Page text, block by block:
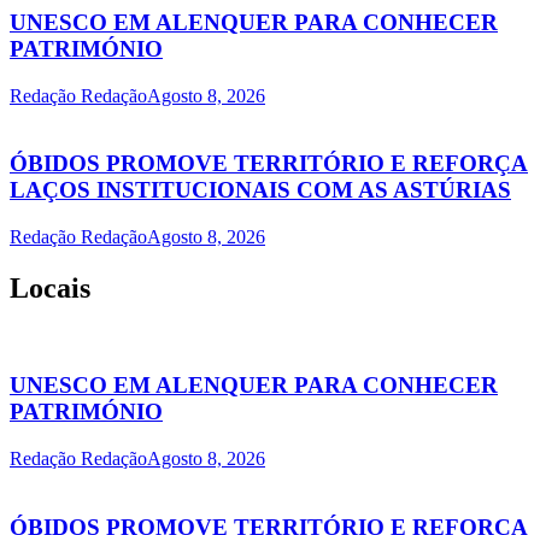
UNESCO EM ALENQUER PARA CONHECER
PATRIMÓNIO
Redação RedaçãoAgosto 8, 2026
ÓBIDOS PROMOVE TERRITÓRIO E REFORÇA
LAÇOS INSTITUCIONAIS COM AS ASTÚRIAS
Redação RedaçãoAgosto 8, 2026
Locais
UNESCO EM ALENQUER PARA CONHECER
PATRIMÓNIO
Redação RedaçãoAgosto 8, 2026
ÓBIDOS PROMOVE TERRITÓRIO E REFORÇA